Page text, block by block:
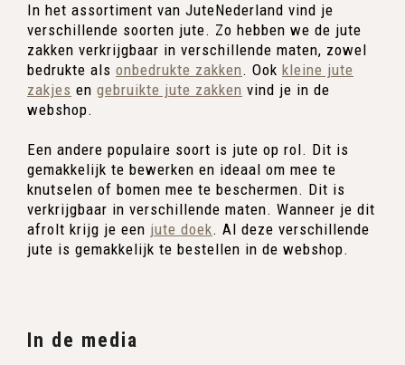
In het assortiment van JuteNederland vind je
verschillende soorten jute. Zo hebben we de jute
zakken verkrijgbaar in verschillende maten, zowel
bedrukte als onbedrukte zakken. Ook kleine jute
zakjes en gebruikte jute zakken vind je in de
webshop.
Een andere populaire soort is jute op rol. Dit is
gemakkelijk te bewerken en ideaal om mee te
knutselen of bomen mee te beschermen. Dit is
verkrijgbaar in verschillende maten. Wanneer je dit
afrolt krijg je een jute doek. Al deze verschillende
jute is gemakkelijk te bestellen in de webshop.
In de media